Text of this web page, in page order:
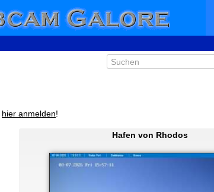
hier anmelden!
Hafen von Rhodos